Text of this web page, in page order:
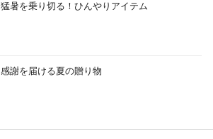
猛暑を乗り切る！ひんやりアイテム
感謝を届ける夏の贈り物